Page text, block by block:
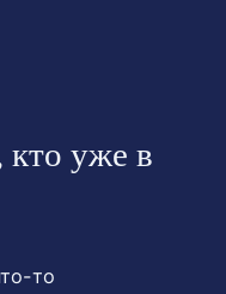
кто уже в
то